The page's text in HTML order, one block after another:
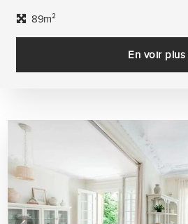
89m²
En voir plus